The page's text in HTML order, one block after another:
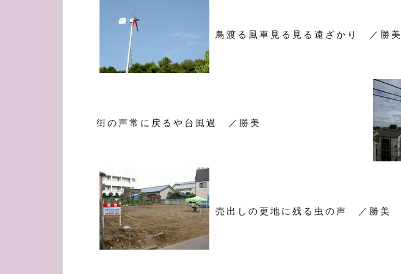
鳥渡る風車見る見る遠ざかり ／勝美
街の声常に戻るや台風過 ／勝美
売出しの更地に残る虫の声 ／勝美